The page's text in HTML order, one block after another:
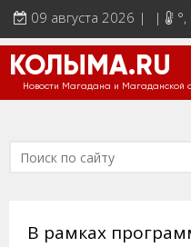
09 августа 2026 | | °
КОЛЫМА.RU
Новости Магадана и Магаданской
В рамках